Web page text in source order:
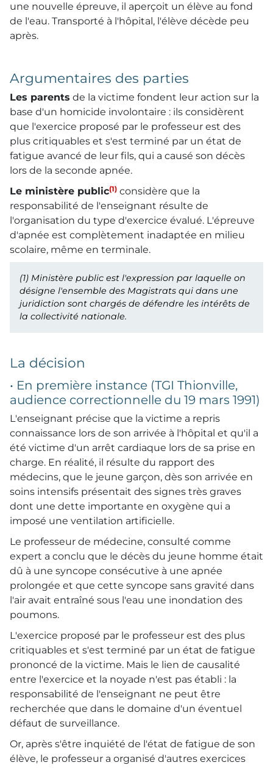
une nouvelle épreuve, il aperçoit un élève au fond
de l'eau. Transporté à l'hôpital, l'élève décède peu
après.
Argumentaires des parties
Les parents de la victime fondent leur action sur la
base d'un homicide involontaire : ils considèrent
que l'exercice proposé par le professeur est des
plus critiquables et s'est terminé par un état de
fatigue avancé de leur fils, qui a causé son décès
lors de la seconde apnée.
Le ministère public(1) considère que la
responsabilité de l'enseignant résulte de
l'organisation du type d'exercice évalué. L'épreuve
d'apnée est complètement inadaptée en milieu
scolaire, même en terminale.
(1) Ministère public est l'expression par laquelle on
désigne l'ensemble des Magistrats qui dans une
juridiction sont chargés de défendre les intérêts de
la collectivité nationale.
La décision
• En première instance (TGI Thionville,
audience correctionnelle du 19 mars 1991)
L'enseignant précise que la victime a repris
connaissance lors de son arrivée à l'hôpital et qu'il a
été victime d'un arrêt cardiaque lors de sa prise en
charge. En réalité, il résulte du rapport des
médecins, que le jeune garçon, dès son arrivée en
soins intensifs présentait des signes très graves
dont une dette importante en oxygène qui a
imposé une ventilation artificielle.
Le professeur de médecine, consulté comme
expert a conclu que le décès du jeune homme était
dû à une syncope consécutive à une apnée
prolongée et que cette syncope sans gravité dans
l'air avait entraîné sous l'eau une inondation des
poumons.
L'exercice proposé par le professeur est des plus
critiquables et s'est terminé par un état de fatigue
prononcé de la victime. Mais le lien de causalité
entre l'exercice et la noyade n'est pas établi : la
responsabilité de l'enseignant ne peut être
recherchée que dans le domaine d'un éventuel
défaut de surveillance.
Or, après s'être inquiété de l'état de fatigue de son
élève, le professeur a organisé d'autres exercices